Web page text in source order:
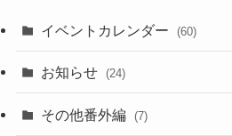
イベントカレンダー (60)
お知らせ (24)
その他番外編 (7)